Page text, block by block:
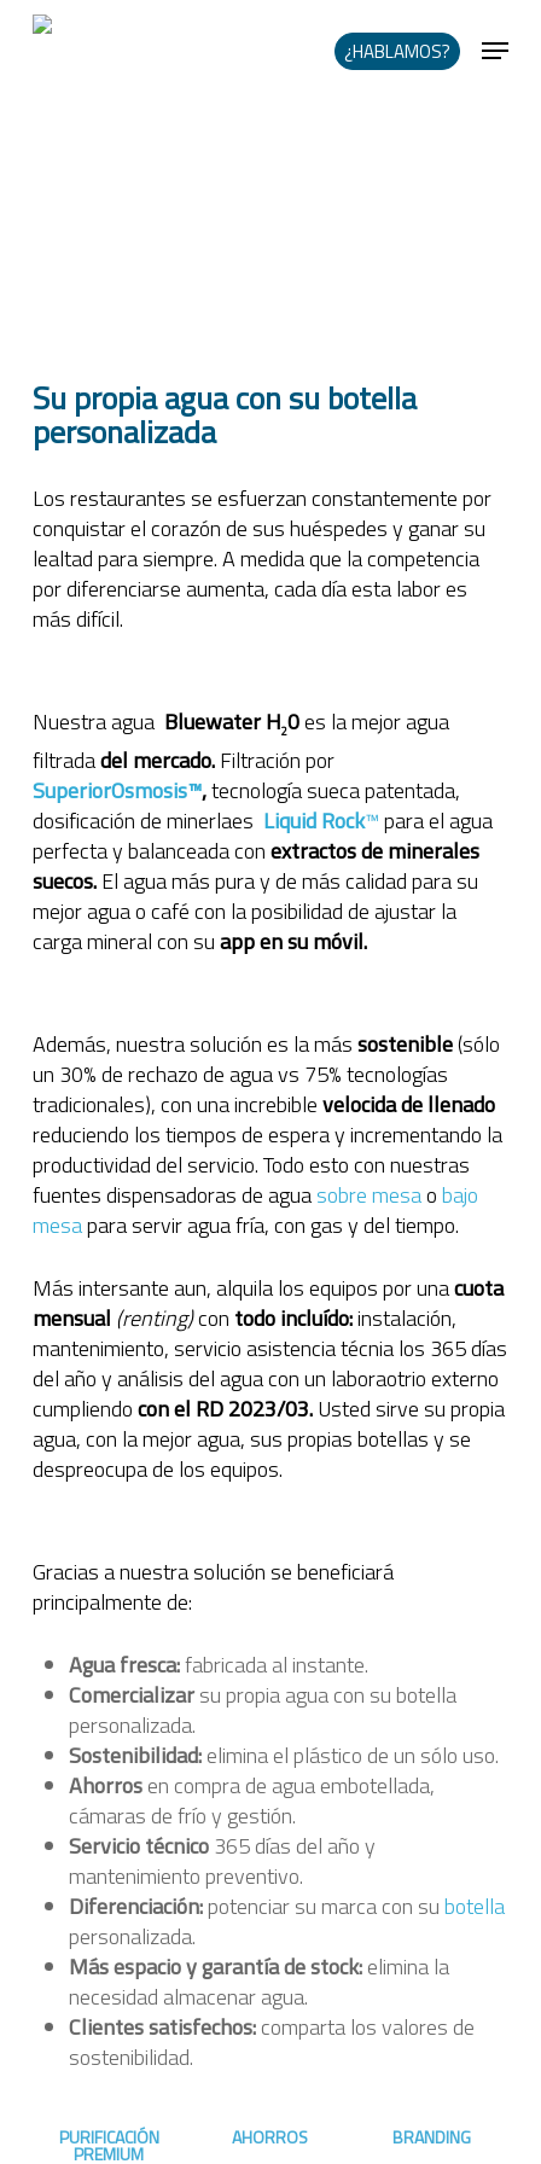
Skip
¿HABLAMOS?
Su propia agua con su botella
personalizada
Los restaurantes se esfuerzan constantemente por
conquistar el corazón de sus huéspedes y ganar su
lealtad para siempre. A medida que la competencia
por diferenciarse aumenta, cada día esta labor es
más difícil.
Nuestra agua Bluewater H20es la mejor agua
filtradadel mercado.Filtración por
SuperiorOsmosis™,tecnología sueca patentada,
dosificación de minerlaes Liquid Rock™para el agua
perfecta y balanceada conextractos de minerales
suecos.El agua más pura y de más calidad para su
mejor agua o café con la posibilidad de ajustar la
carga mineral con suapp en su móvil.
Además, nuestra solución es la mássostenible(sólo
un 30% de rechazo de agua vs 75% tecnologías
tradicionales), con una increbiblevelocida de llenado
reduciendo los tiempos de espera y incrementando la
productividad del servicio. Todo esto con nuestras
fuentes dispensadoras de aguasobre mesaobajo
mesapara servir agua fría, con gas y del tiempo.
Más intersante aun, alquila los equipos por unacuota
mensual (renting)con todo incluído:instalación,
mantenimiento, servicio asistencia técnia los 365 días
del año y análisis del agua con un laboraotrio externo
cumpliendocon el RD 2023/03.Usted sirve su propia
agua, con la mejor agua, sus propias botellas y se
despreocupa de los equipos.
Gracias a nuestra solución se beneficiará
principalmente de:
Agua fresca:fabricada al instante.
Comercializarsu propia agua con su botella
personalizada.
Sostenibilidad:elimina el plástico de un sólo uso.
Ahorrosen compra de agua embotellada,
cámaras de frío y gestión.
Servicio técnico365 días del año y
mantenimiento preventivo.
Diferenciación:potenciar su marca con subotella
personalizada.
Más espacio y garantía de stock:elimina la
necesidad almacenar agua.
Clientes satisfechos:comparta los valores de
sostenibilidad.
PURIFICACIÓN
PREMIUM
AHORROS BRANDING